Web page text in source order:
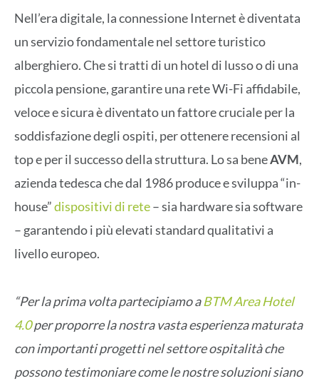
Nell’era digitale, la connessione Internet è diventata
un servizio fondamentale nel settore turistico
alberghiero. Che si tratti di un hotel di lusso o di una
piccola pensione, garantire una rete Wi-Fi affidabile,
veloce e sicura è diventato un fattore cruciale per la
soddisfazione degli ospiti, per ottenere recensioni al
top e per il successo della struttura. Lo sa beneAVM,
azienda tedesca che dal 1986 produce e sviluppa “in-
house”dispositivi di rete– sia hardware sia software
– garantendo i più elevati standard qualitativi a
livello europeo.
“Per la prima volta partecipiamo aBTM Area Hotel
4.0per proporre la nostra vasta esperienza maturata
con importanti progetti nel settore ospitalità che
possono testimoniare come le nostre soluzioni siano